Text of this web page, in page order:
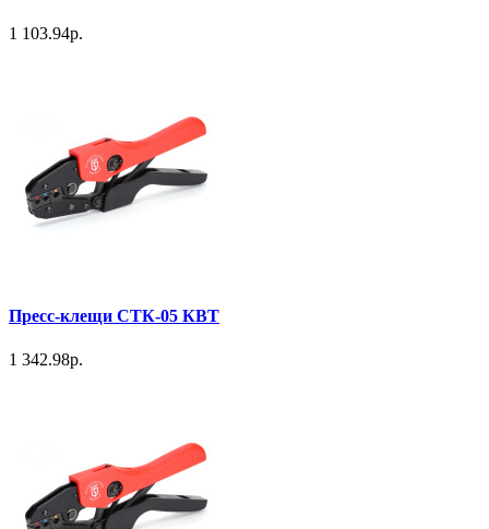
1 103.94р.
Пресс-клещи СТК-05 КВТ
1 342.98р.